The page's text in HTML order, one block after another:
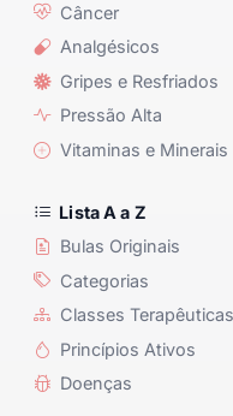
Câncer
Analgésicos
Gripes e Resfriados
Pressão Alta
Vitaminas e Minerais
Lista A a Z
Bulas Originais
Categorias
Classes Terapêuticas
Princípios Ativos
Doenças